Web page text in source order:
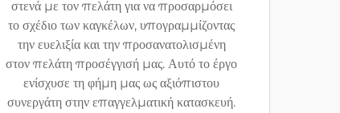
στενά με τον πελάτη για να προσαρμόσει
το σχέδιο των καγκέλων, υπογραμμίζοντας
την ευελιξία και την προσανατολισμένη
στον πελάτη προσέγγισή μας. Αυτό το έργο
ενίσχυσε τη φήμη μας ως αξιόπιστου
συνεργάτη στην επαγγελματική κατασκευή.